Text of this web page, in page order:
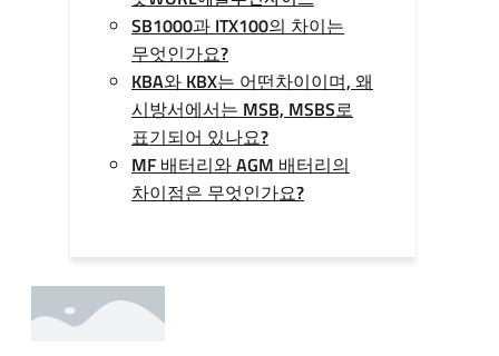
SB1000과 ITX100의 차이는
무엇인가요?
KBA와 KBX는 어떤차이이며, 왜
시방서에서는 MSB, MSBS로
표기되어 있나요?
MF 배터리와 AGM 배터리의
차이점은 무엇인가요?